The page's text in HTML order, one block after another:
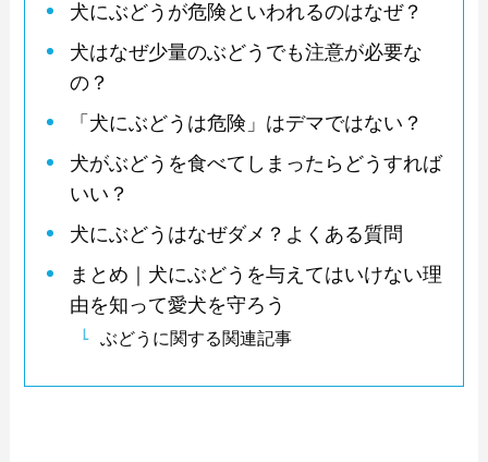
犬にぶどうが危険といわれるのはなぜ？
犬はなぜ少量のぶどうでも注意が必要な
の？
「犬にぶどうは危険」はデマではない？
犬がぶどうを食べてしまったらどうすれば
いい？
犬にぶどうはなぜダメ？よくある質問
まとめ｜犬にぶどうを与えてはいけない理
由を知って愛犬を守ろう
ぶどうに関する関連記事